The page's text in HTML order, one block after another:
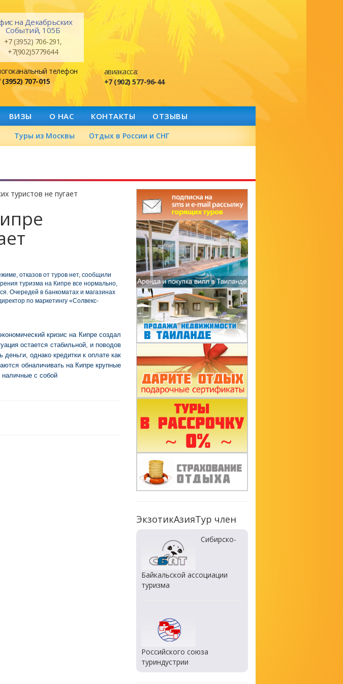
на Декабрьских
Событий, 105Б
+7 (3952) 706-291,
+7(902)5779644
телефон
(3952) 707-015
авиакасса:
+7 (902) 577-96-44
ВИЗЫ О НАС КОНТАКТЫ ОТЗЫВЫ
Туры из Москвы Отдых в России и СНГ
туристов не пугает
отказов от туров нет, сообщили
туризма на Кипре все нормально,
Очередей в банкоматах и магазинах
по маркетингу «Солвекс-
кризис на Кипре создал
остается стабильной, и поводов
однако кредитки к оплате как
обналичивать на Кипре крупные
наличные с собой
ЭкзотикАзияТур член
Сибирско-
Байкальской ассоциации
туризма
Российского союза
туриндустрии